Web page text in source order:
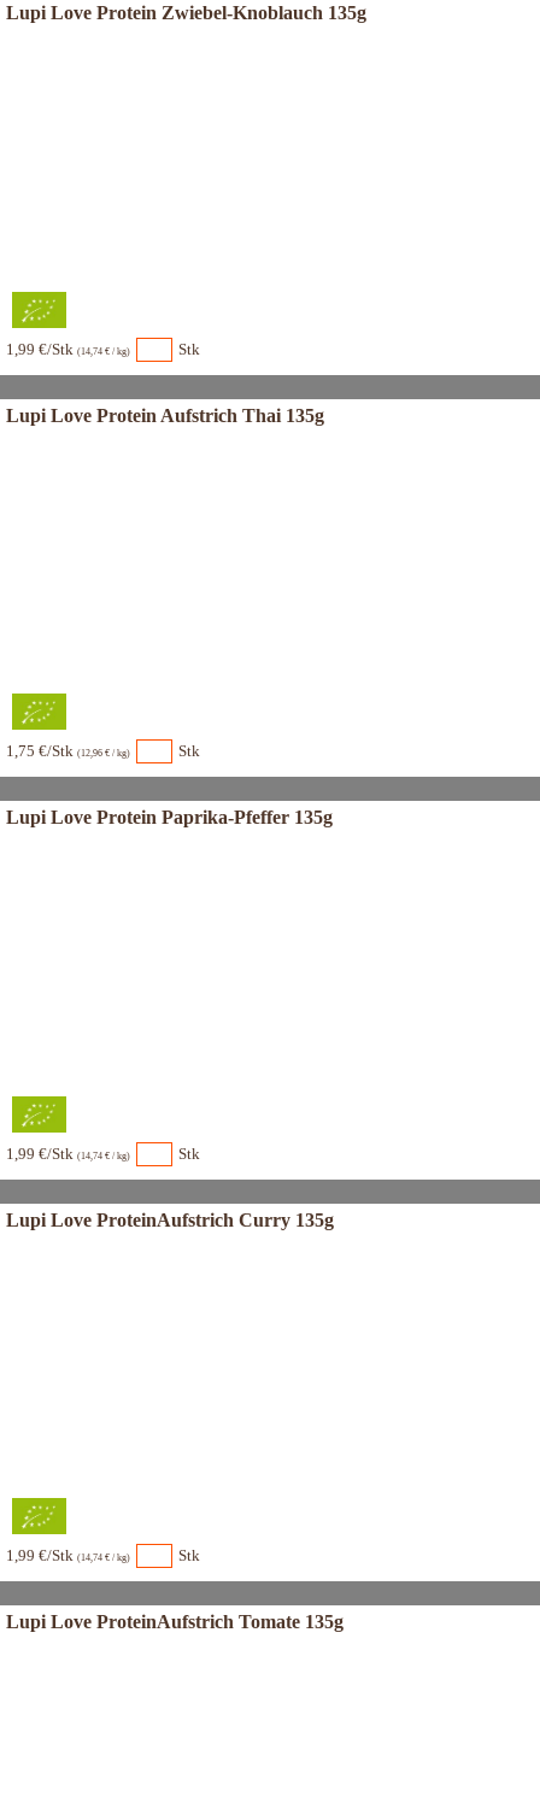
Lupi Love Protein Zwiebel-Knoblauch 135g
1,99 €/Stk (14,74 € / kg) Stk
Lupi Love Protein Aufstrich Thai 135g
1,75 €/Stk (12,96 € / kg) Stk
Lupi Love Protein Paprika-Pfeffer 135g
1,99 €/Stk (14,74 € / kg) Stk
Lupi Love ProteinAufstrich Curry 135g
1,99 €/Stk (14,74 € / kg) Stk
Lupi Love ProteinAufstrich Tomate 135g